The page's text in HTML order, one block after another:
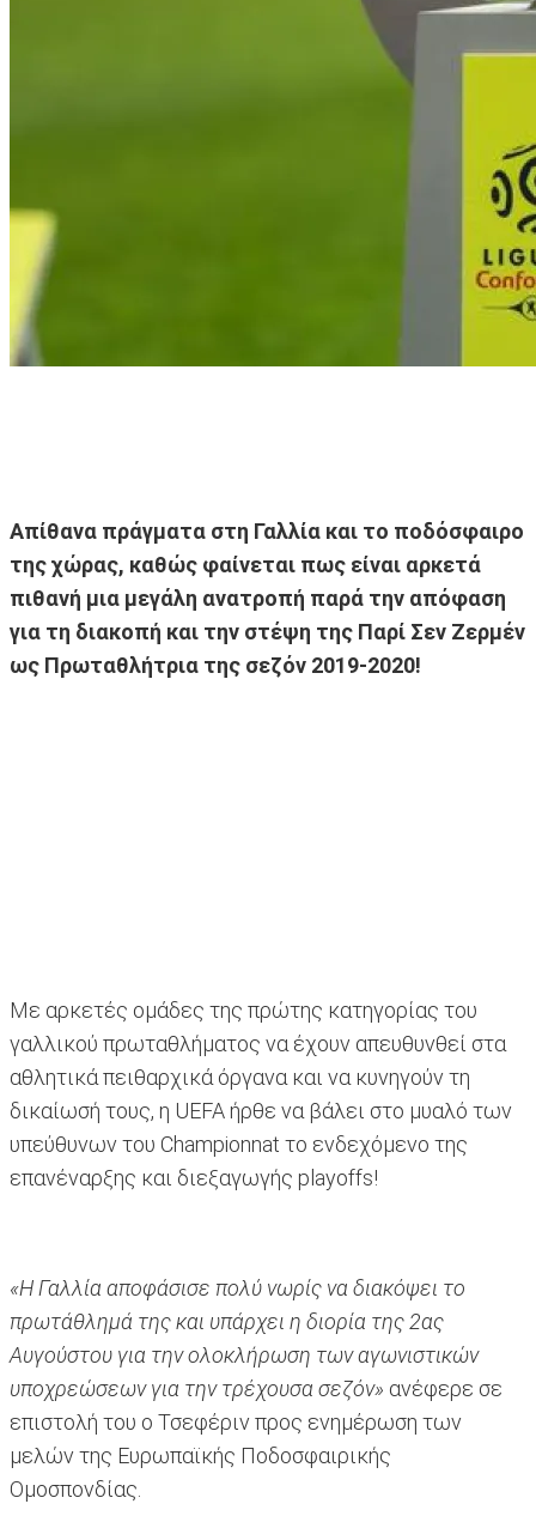
Απίθανα πράγματα στη Γαλλία και το ποδόσφαιρο
της χώρας, καθώς φαίνεται πως είναι αρκετά
πιθανή μια μεγάλη ανατροπή παρά την απόφαση
για τη διακοπή και την στέψη της Παρί Σεν Ζερμέν
ως Πρωταθλήτρια της σεζόν 2019-2020!
Με αρκετές ομάδες της πρώτης κατηγορίας του
γαλλικού πρωταθλήματος να έχουν απευθυνθεί στα
αθλητικά πειθαρχικά όργανα και να κυνηγούν τη
δικαίωσή τους, η UEFA ήρθε να βάλει στο μυαλό των
υπεύθυνων του Championnat το ενδεχόμενο της
επανέναρξης και διεξαγωγής playoffs!
«Η Γαλλία αποφάσισε πολύ νωρίς να διακόψει το
πρωτάθλημά της και υπάρχει η διορία της 2ας
Αυγούστου για την ολοκλήρωση των αγωνιστικών
υποχρεώσεων για την τρέχουσα σεζόν» ανέφερε σε
επιστολή του ο Τσεφέριν προς ενημέρωση των
μελών της Ευρωπαϊκής Ποδοσφαιρικής
Ομοσπονδίας.